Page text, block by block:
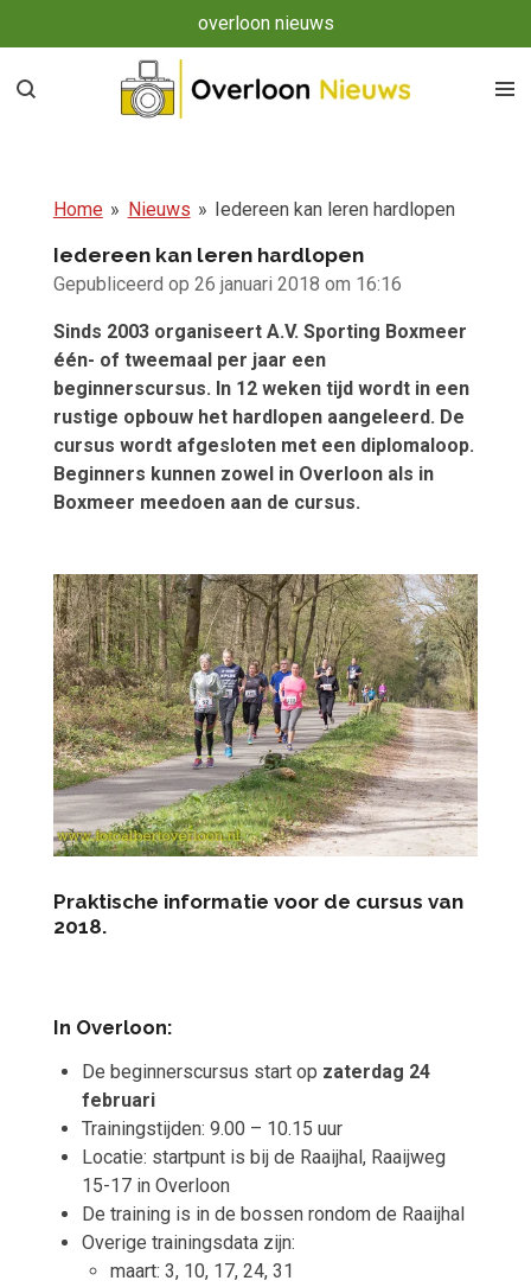
direct
naar
overloon nieuws
Home » Nieuws » Iedereen kan leren hardlopen
Iedereen kan leren hardlopen
Gepubliceerd op 26 januari 2018 om 16:16
Sinds 2003 organiseert A.V. Sporting Boxmeer
één- of tweemaal per jaar een
beginnerscursus. In 12 weken tijd wordt in een
rustige opbouw het hardlopen aangeleerd. De
cursus wordt afgesloten met een diplomaloop.
Beginners kunnen zowel in Overloon als in
Boxmeer meedoen aan de cursus.
Praktische informatie voor de cursus van
2018.
In Overloon:
De beginnerscursus start op zaterdag 24
februari
Trainingstijden: 9.00 – 10.15 uur
Locatie: startpunt is bij de Raaijhal, Raaijweg
15-17 in Overloon
De training is in de bossen rondom de Raaijhal
Overige trainingsdata zijn:
maart: 3, 10, 17, 24, 31